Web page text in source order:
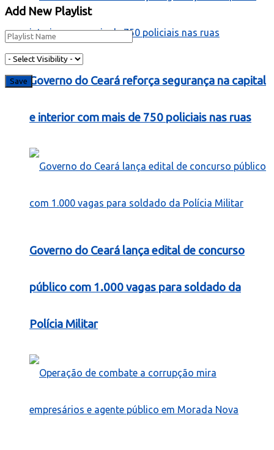
Governo do Ceará reforça segurança na capital
e interior com mais de 750 policiais nas ruas
Governo do Ceará lança edital de concurso
público com 1.000 vagas para soldado da
Polícia Militar
Add New Playlist